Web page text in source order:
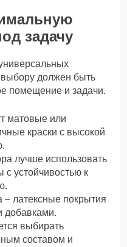
задачу
должен быть
помещение и задачи.
матовые или
краски с высокой
лучше использовать
с устойчивостью к
– латексные покрытия
добавками.
выбирать
составом и